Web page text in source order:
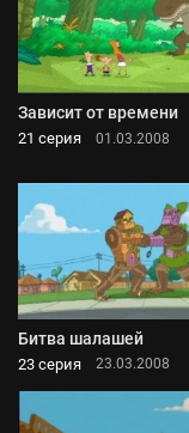
Зависит от времени
21 серия 01.03.2008
Битва шалашей
23 серия 23.03.2008